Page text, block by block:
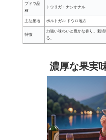
ブドウ品
種
トウリガ・ナシオナル
主な産地 ポルトガル ドウロ地方
特徴
力強い味わいと豊かな香り。栽
る。
濃厚な果実